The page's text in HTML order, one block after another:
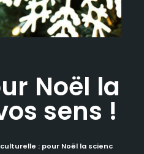
Noël la
sens !
: pour Noël la science joue avec vos sens !